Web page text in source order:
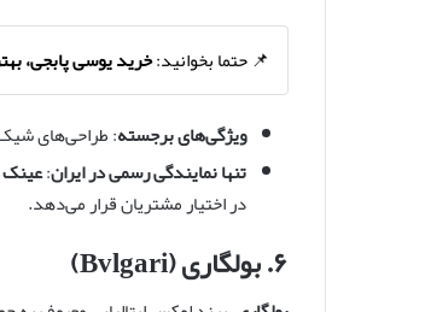
📌 حتما بخوانید:خرید یوسی پابجی،
ویژگی‌های برجسته: طراحی‌های
تنها نمایندگی رسمی در ایران:
در اختیار مشتریان قرار می‌دهد.
۶. بولگاری (Bvlgari)